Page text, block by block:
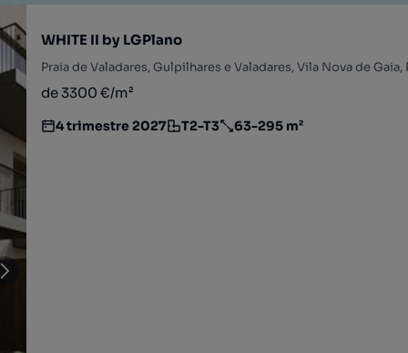
WHITE II by LGPlano
Praia de Valadares, Gulpilhares e Valadares, Vila Nova de Gaia,
de 3300 €/m²
Estimativa da entrega do empreendimento imobiliário
4 trimestre 2027
Tipologia T2-T3
Preço por metro quadrado 63-295 m²